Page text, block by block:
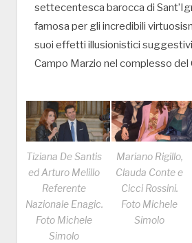
settecentesca barocca di
famosa per gli incredibili
suoi effetti illusionistici
Campo Marzio nel complesso del
Tiziana De Santis
ed Arturo Melillo
Referente
Nazionale Enagic.
Foto Michele
Simolo
Mariano Rigillo,
Clauda Conte e
Cicci Rossini.
Foto Michele
Simolo